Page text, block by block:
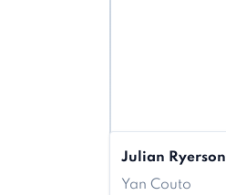
Julian Ryerson
Yan Couto